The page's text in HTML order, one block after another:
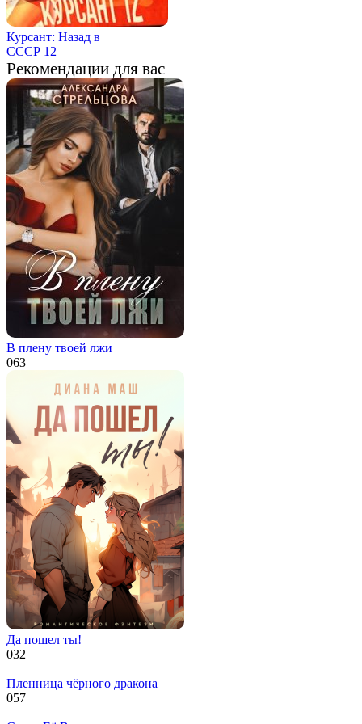
Курсант: Назад в
СССР 12
Рекомендации для вас
В плену твоей лжи
063
Да пошел ты!
032
Пленница чёрного дракона
057